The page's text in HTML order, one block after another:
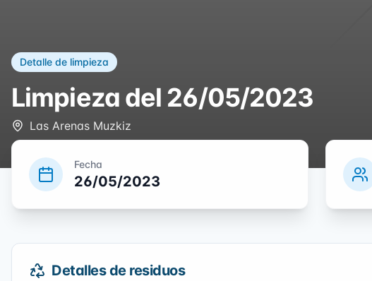
Detalle de limpieza
Limpieza del 26/05/2023
Las Arenas Muzkiz
Fecha
26/05/2023
Detalles de residuos